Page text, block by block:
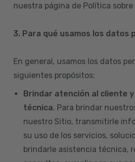
nuestra página de Política sobre
3. Para qué usamos los datos
En general, usamos los datos
siguientes propósitos:
Brindar atención al cliente
técnica. Para brindar
nuestro Sitio, transmitirle
su uso de los servicios,
brindarle asistencia técnica,